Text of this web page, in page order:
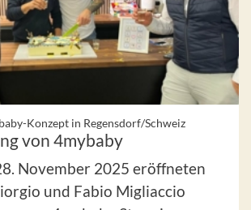
Konzept in Regensdorf/Schweiz
von 4mybaby
November 2025 eröffneten
und Fabio Migliaccio